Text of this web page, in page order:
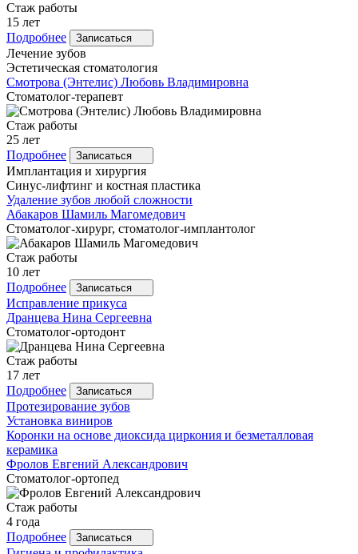
Стаж работы
15 лет
Подробнее
Записаться
Лечение зубов
Эстетическая стоматология
Смотрова (Энтелис) Любовь Владимировна
Стоматолог-терапевт
Стаж работы
25 лет
Подробнее
Записаться
Имплантация и хирургия
Синус-лифтинг и костная пластика
Удаление зубов любой сложности
Абакаров Шамиль Магомедович
Стоматолог-хирург, стоматолог-имплантолог
Стаж работы
10 лет
Подробнее
Записаться
Исправление прикуса
Дранцева Нина Сергеевна
Стоматолог-ортодонт
Стаж работы
17 лет
Подробнее
Записаться
Протезирование зубов
Установка виниров
Коронки на основе диоксида циркония и безметалловая
керамика
Фролов Евгений Александрович
Стоматолог-ортопед
Стаж работы
4 года
Подробнее
Записаться